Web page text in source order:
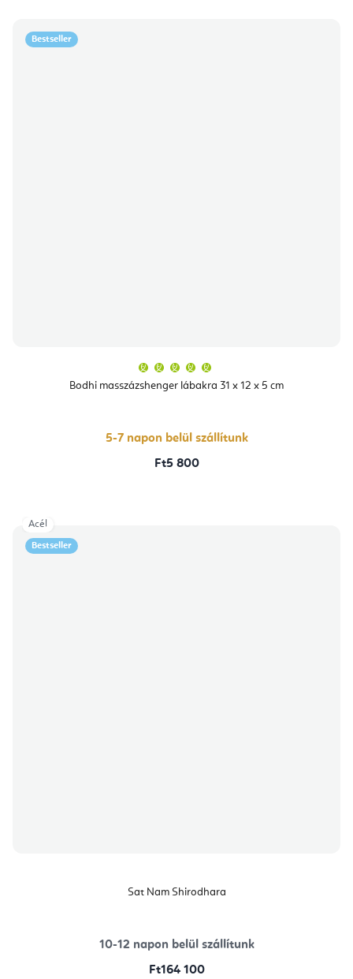
Bestseller
Bodhi masszázshenger lábakra 31 x 12 x 5 cm
átlagos
értékelése
csillag.
5-7 napon belül szállítunk
Ft5 800
Bestseller
Sat Nam Shirodhara
10-12 napon belül szállítunk
Ft164 100
Acél